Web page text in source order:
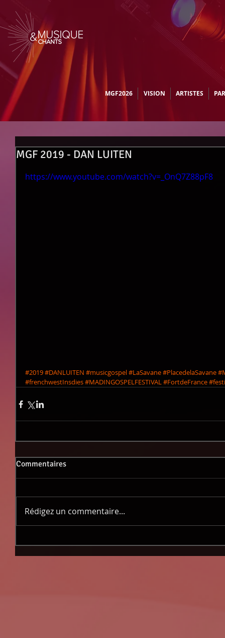
MGF2026 VISION ARTISTES
MGF 2019 - DAN LUITEN
https://www.youtube.com/watch?v=_OnQ7Z88pF8
#2019#DANLUITEN #musicgospel#LaSavane#PlacedelaSavane
#frenchwestInsdies#MADINGOSPELFESTIVAL#FortdeFrance
Commentaires
Rédigez un commentaire...